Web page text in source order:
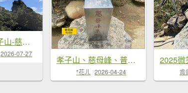
115.07.26孝子山-慈母峰-嶺腳瀑布-望谷瀑布之旅
2026-07-27
孝子山、慈母峰、普陀山 O遶一圈
*花ㄦ 2026-04-24 肯